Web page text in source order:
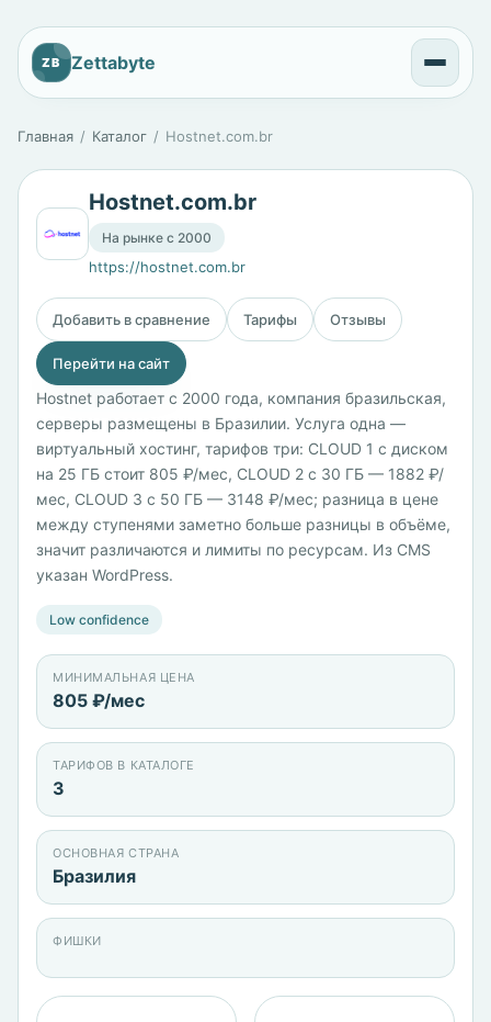
ZB Zettabyte
Главная Каталог Hostnet.com.br
Hostnet.com.br
На рынке с 2000
https://hostnet.com.br
Добавить в сравнение Тарифы Отзывы
Перейти на сайт
Hostnet работает с 2000 года, компания бразильская,
серверы размещены в Бразилии. Услуга одна —
виртуальный хостинг, тарифов три: CLOUD 1 с диском
на 25 ГБ стоит 805 ₽/мес, CLOUD 2 с 30 ГБ — 1882 ₽/
мес, CLOUD 3 с 50 ГБ — 3148 ₽/мес; разница в цене
между ступенями заметно больше разницы в объёме,
значит различаются и лимиты по ресурсам. Из CMS
указан WordPress.
Low confidence
МИНИМАЛЬНАЯ ЦЕНА
805 ₽/мес
ТАРИФОВ В КАТАЛОГЕ
3
ОСНОВНАЯ СТРАНА
Бразилия
ФИШКИ